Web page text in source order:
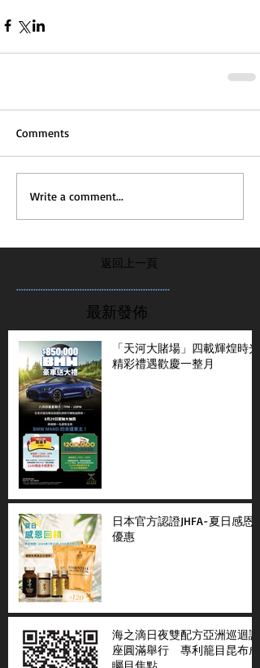
Comments
Write a comment...
返回上一頁
...............................................................
最新發佈
「天河大賭場」四載輝煌時光
精彩禮遇歡慶一整月
日本官方認證JHFA-夏日感恩
優惠
海之滴日夜雙配方亞洲巡迴講
座圓滿舉行 專利籠目昆布成
矚目焦點